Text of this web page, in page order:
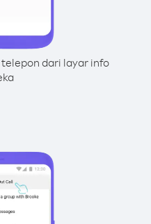
dari layar info